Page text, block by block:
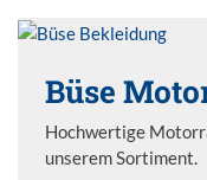
Büse
Hochwertige
unserem Sortiment.